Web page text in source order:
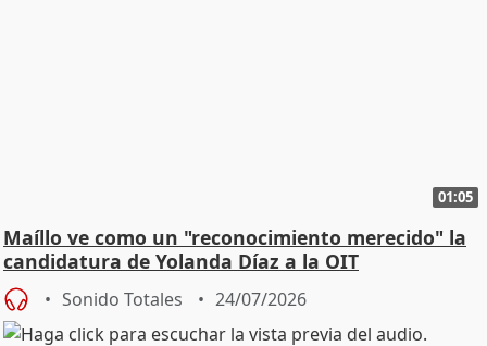
01:05
Maíllo ve como un "reconocimiento merecido" la
candidatura de Yolanda Díaz a la OIT
Sonido Totales 24/07/2026